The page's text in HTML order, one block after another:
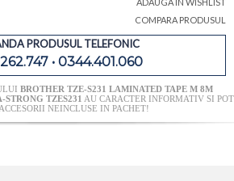
COMPARA PRODUSUL
PRODUSUL TELEFONIC
• 0344.401.060
BROTHER TZE-S231 LAMINATED TAPE M 8M
TZES231 AU CARACTER INFORMATIV SI POT
NEINCLUSE IN PACHET!